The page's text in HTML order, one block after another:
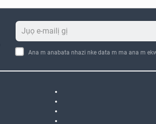
Ana m anabata nhazi nke data m ma ana m